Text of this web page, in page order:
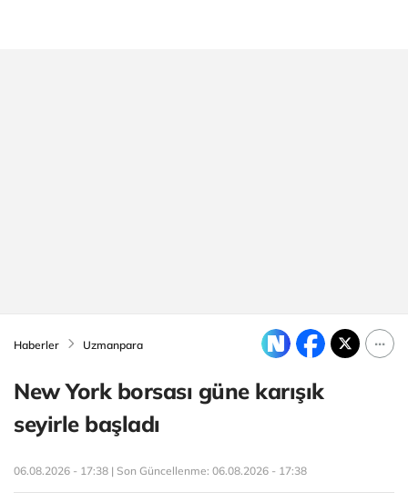
Haberler Uzmanpara
New York borsası güne karışık
seyirle başladı
06.08.2026 - 17:38 | Son Güncellenme: 06.08.2026 - 17:38